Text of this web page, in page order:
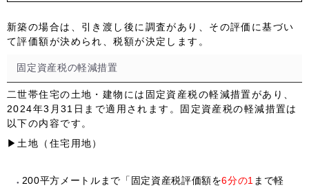
新築の場合は、引き渡し後に調査があり、その評価に基づい
て評価額が決められ、税額が決定します。
固定資産税の軽減措置
二世帯住宅の土地・建物には固定資産税の軽減措置があり、
2024年3月31日まで適用されます。固定資産税の軽減措置は
以下の内容です。
▶土地（住宅用地）
200平方メートルまで「固定資産税評価額を6分の1 まで軽